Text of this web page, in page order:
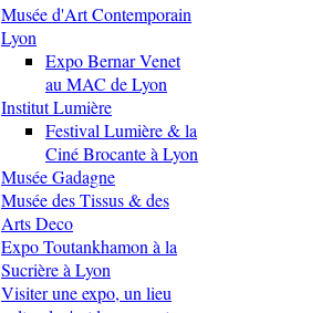
Musée d'Art Contemporain
Lyon
Expo Bernar Venet
au MAC de Lyon
Institut Lumière
Festival Lumière & la
Ciné Brocante à Lyon
Musée Gadagne
Musée des Tissus & des
Arts Deco
Expo Toutankhamon à la
Sucrière à Lyon
Visiter une expo, un lieu